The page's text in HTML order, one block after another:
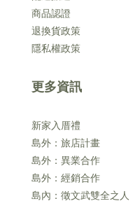
商品認證
退換貨政策
隱私權政策
更多資訊
新家入厝禮
島外：旅店計畫
島外：異業合作
島外：經銷合作
島內：徵文武雙全之人